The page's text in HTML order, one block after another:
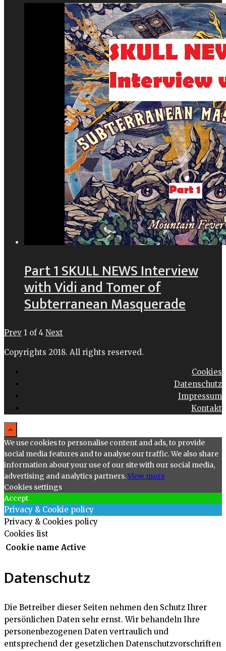
Part 1 SKULL NEWS Interview
with Vidi and Tomer of
Subterranean Masquerade
Prev 1 of 4 Next
Copyrights 2018. All rights reserved.
Cookies
Datenschutz
Impressum
Kontakt
We use cookies to personalise content and ads, to provide
social media features and to analyse our traffic. We also share
information about your use of our site with our social media,
advertising and analytics partners.View more
Cookies settings
Accept
Privacy & Cookie policy
Privacy & Cookies policy
Cookies list
Cookie name Active
Datenschutz
Die Betreiber dieser Seiten nehmen den Schutz Ihrer
persönlichen Daten sehr ernst. Wir behandeln Ihre
personenbezogenen Daten vertraulich und
entsprechend der gesetzlichen Datenschutzvorschriften